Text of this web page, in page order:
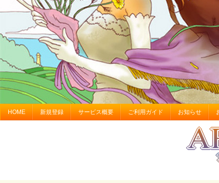
HOME 新規登録 サービス概要 ご利用ガイド お知らせ